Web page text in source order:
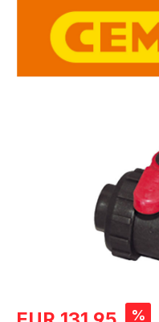
Verkaufspreis: %